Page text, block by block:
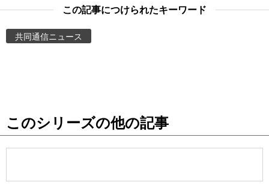
お知らせ
この記事につけられたキーワード
共同通信ニュース
このシリーズの他の記事